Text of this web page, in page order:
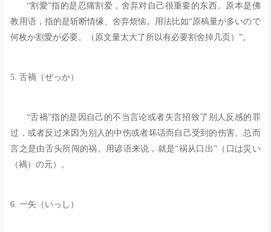
“割愛”指的是忍痛割爱，舍弃对自己很重要的东西。原本是佛
教用语，指的是斩断情缘、舍弃烦恼。用法比如“原稿量が多いので
何枚か割愛が必要。（原文量太大了所以有必要割舍掉几页）”。
5. 舌禍（ぜっか）
“舌禍”指的是因自己的不当言论或者失言招致了别人反感的罪
过，或者反过来因为别人的中伤或者坏话而自己受到的伤害。总而
言之是由舌头所闯的祸。用谚语来说，就是“祸从口出”（口は災い
（禍）の元）。
6. 一矢（いっし）